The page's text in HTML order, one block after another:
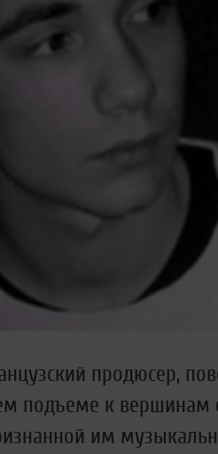
продюсер,
подъеме к вершинам
им